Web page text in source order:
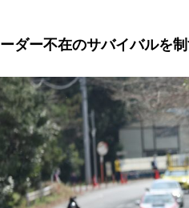
ダー不在のサバイバルを